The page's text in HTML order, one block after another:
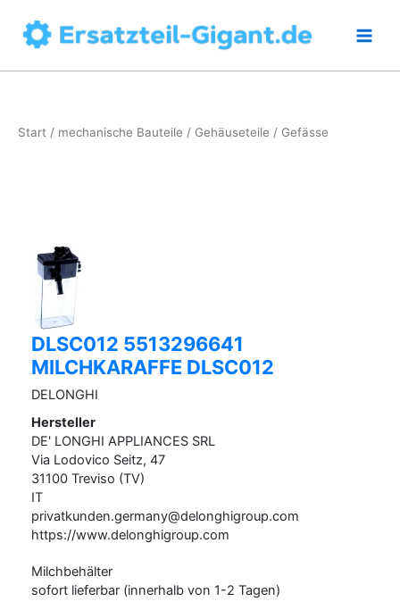
Inhalt
springen
Start / mechanische Bauteile / Gehäuseteile / Gefässe
DLSC012 5513296641
MILCHKARAFFE DLSC012
DELONGHI
Hersteller
DE' LONGHI APPLIANCES SRL
Via Lodovico Seitz, 47
31100 Treviso (TV)
IT
privatkunden.germany@delonghigroup.com
https://www.delonghigroup.com
Milchbehälter
sofort lieferbar (innerhalb von 1-2 Tagen)